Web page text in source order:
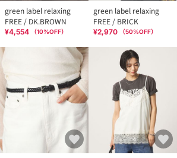
green label relaxing
FREE / DK.BROWN
¥4,554 （10%OFF）
green label relaxing
FREE / BRICK
¥2,970 （50%OFF）